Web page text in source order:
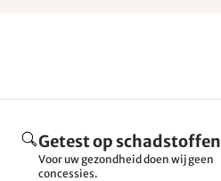
Getest op schadstoffen
Voor uw gezondheid doen wij geen
concessies.